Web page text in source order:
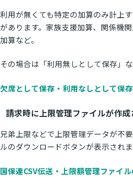
利用が無くても特定の加算のみ計上
があります。家族支援加算、関係機
加算など。
その場合は「利用無しとして保存」
欠席として保存・利用なしとして保存
請求時に上限管理ファイルが作成
兄弟上限などで上限管理データが不
ルのダウンロードボタンが表示されま
国保連CSV伝送・上限額管理ファイ